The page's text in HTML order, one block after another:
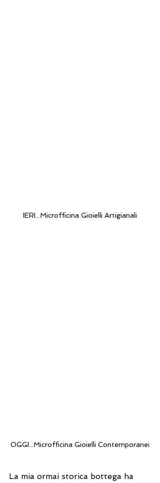
IERI...Microfficina Gioielli Artigianali
OGGI...Microfficina Gioielli Contemporanei
La mia ormai storica bottega ha